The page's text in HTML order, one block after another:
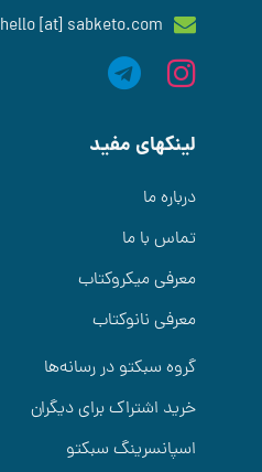
hello [at] sabketo.com
لینکهای مفید
درباره ما
تماس با ما
معرفی میکروکتاب
معرفی نانوکتاب
گروه سبکتو در رسانه‌ها
خرید اشتراک برای دیگران
اسپانسرینگ سبکتو